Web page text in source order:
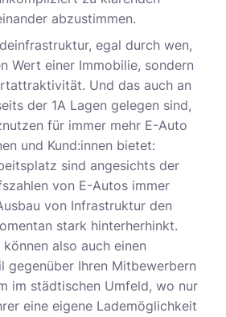
abzustimmen.
egal durch wen,
Wert einer Immobilie, sondern
Und das auch an
der 1A Lagen gelegen sind,
für immer mehr E-Auto
und Kund:innen bietet:
sind angesichts der
von E-Autos immer
von Infrastruktur den
stark hinterherhinkt.
also auch einen
gegenüber Ihren Mitbewerbern
im städtischen Umfeld, wo nur
eine eigene Lademöglichkeit